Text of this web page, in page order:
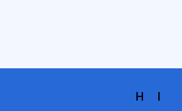
H I